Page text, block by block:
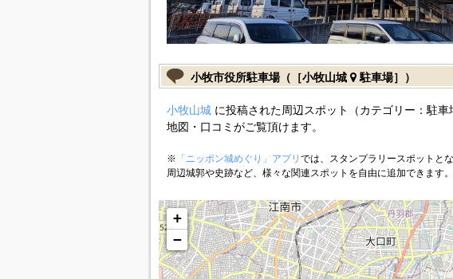
小牧市役所駐車場（［小牧山城 駐車場］）
小牧山城に投稿された周辺スポット（カテゴリー：駐
地図・口コミがご覧頂けます。
※ 「ニッポン城めぐり」アプリ では、スタンプラリースポットと
周辺城郭や史跡など、様々な関連スポットを自由に追加できます。
+
−